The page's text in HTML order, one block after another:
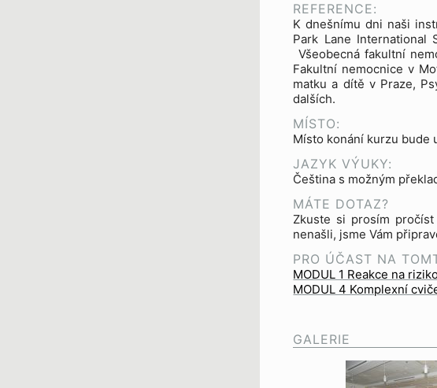
REFERENCE:
K dnešnímu dni naši
Park Lane International
Všeobecná fakultní
Fakultní nemocnice v
matku a dítě v Praze,
dalších.
MÍSTO:
Místo konání kurzu bude
JAZYK VÝUKY:
Čeština s možným
MÁTE DOTAZ?
Zkuste si prosím
nenašli, jsme Vám
PRO ÚČAST NA
MODUL 1 Reakce na
MODUL 4 Komplexní
GALERIE